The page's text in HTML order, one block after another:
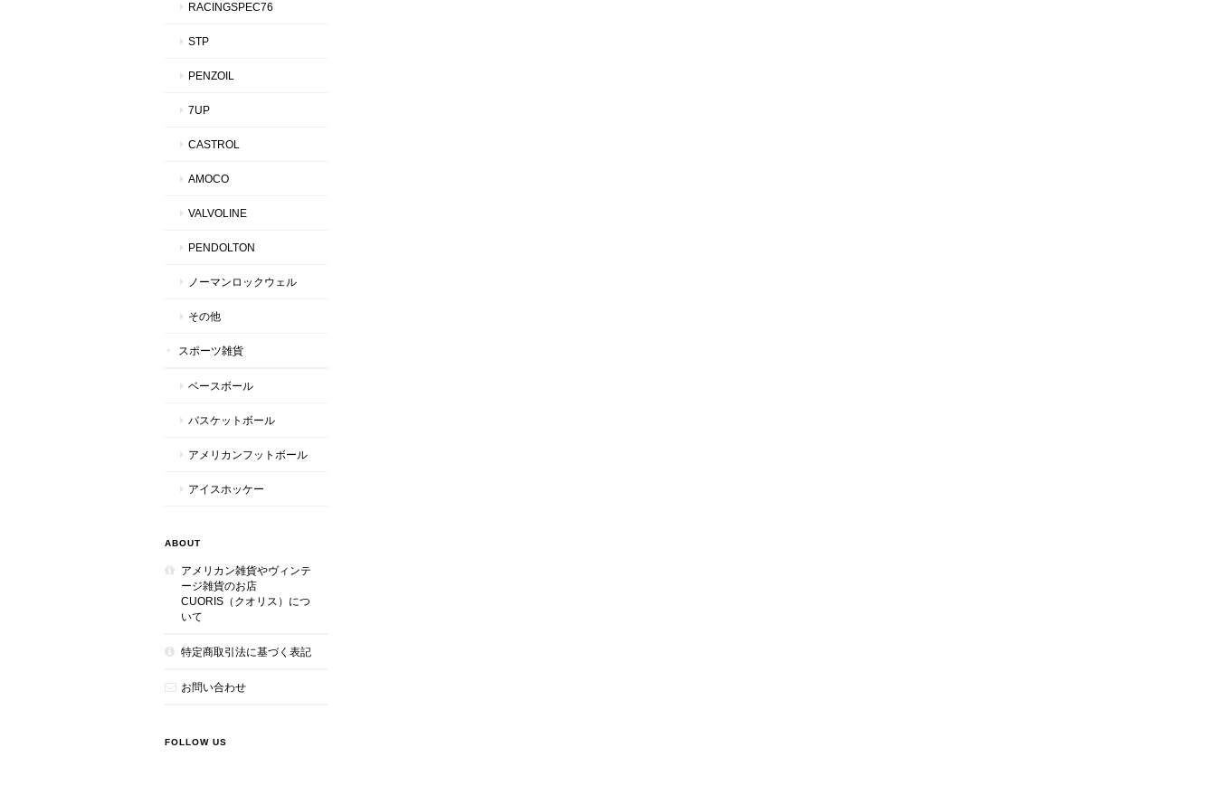
RACINGSPEC76
STP
PENZOIL
7UP
CASTROL
AMOCO
VALVOLINE
PENDOLTON
ノーマンロックウェル
その他
スポーツ雑貨
ベースボール
バスケットボール
アメリカンフットボール
アイスホッケー
ABOUT
アメリカン雑貨やヴィンテ
ージ雑貨のお店
CUORIS（クオリス）につ
いて
特定商取引法に基づく表記
お問い合わせ
FOLLOW US